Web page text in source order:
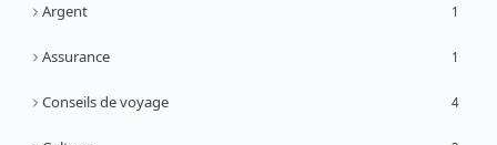
Argent 1
Assurance 1
Conseils de voyage 4